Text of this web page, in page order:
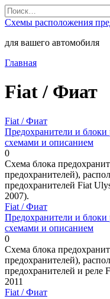
Перейти
к
содержанию
Search
for:
Схемы расположения
для вашего автомобиля
Главная
Fiat / Фиат
Fiat / Фиат
Предохранители и блоки
схемами и описанием
0
Схема блока
предохранителей),
предохранителей Fiat
2007).
Fiat / Фиат
Предохранители и блоки
схемами и описанием
0
Схема блока
предохранителей),
предохранителей и реле
2011
Fiat / Фиат